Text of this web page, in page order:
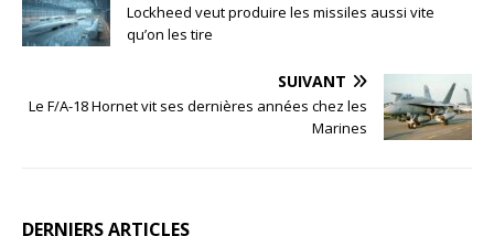
Lockheed veut produire les missiles aussi vite
qu’on les tire
SUIVANT
Le F/A-18 Hornet vit ses dernières années chez les
Marines
DERNIERS ARTICLES